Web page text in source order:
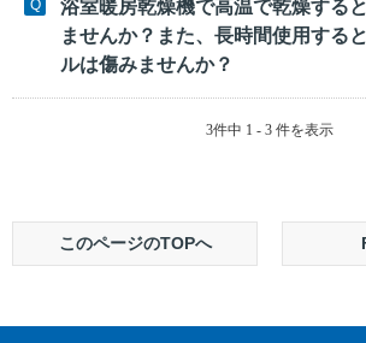
浴室暖房乾燥機で高温で乾燥する
ませんか？また、長時間使用する
ルは傷みませんか？
3件中 1 - 3 件を表示
このページのTOPへ